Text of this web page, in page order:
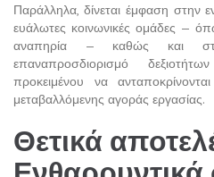
Παράλληλα, δίνεται έμφαση στην
ευάλωτες κοινωνικές ομάδες —
αναπηρία — καθώς και
επαναπροσδιορισμό
προκειμένου να
μεταβαλλόμενης αγοράς εργασίας.
Θετικά